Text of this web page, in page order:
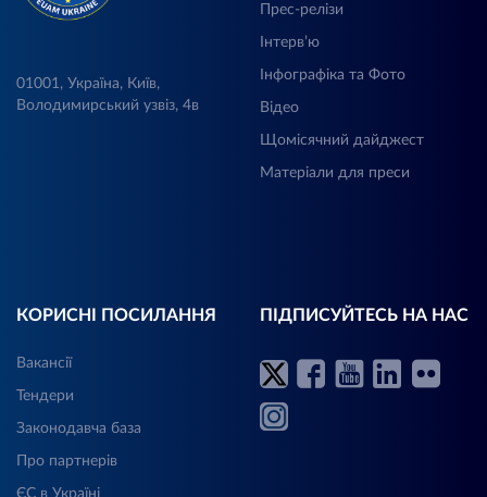
01001, Україна, Київ,
Володимирський узвіз, 4в
Прес-релізи
Інтерв’ю
Інфографіка та Фото
Відео
Щомісячний дайджест
Матеріали для преси
КОРИСНІ ПОСИЛАННЯ
Вакансії
Тендери
Законодавча база
Про партнерів
ЄС в Україні
ПІДПИСУЙТЕСЬ НА НАС